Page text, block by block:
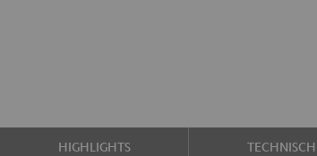
HIGHLIGHTS